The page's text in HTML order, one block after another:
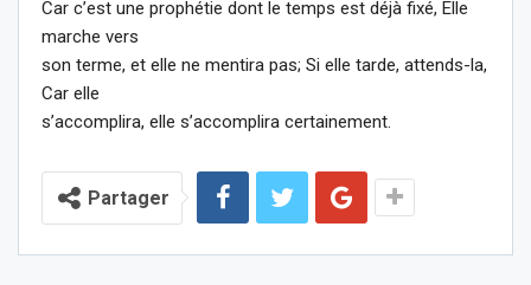
Car c’est une prophétie dont le temps est déjà fixé, Elle
marche vers
son terme, et elle ne mentira pas; Si elle tarde, attends-la,
Car elle
s’accomplira, elle s’accomplira certainement.
Partager